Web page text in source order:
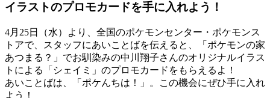
イラストのプロモカードを手に入れよう！
4月25日（水）より、全国のポケモンセンター・ポケモンス
トアで、スタッフにあいことばを伝えると、「ポケモンの家
あつまる？」でお馴染みの中川翔子さんのオリジナルイラス
トによる「シェイミ」のプロモカードをもらえるよ！
あいことばは、「ポケんちは！」。この機会にぜひ手に入れ
よう！